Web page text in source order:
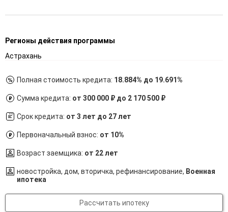
Регионы действия программы
Астрахань
Полная стоимость кредита: 18.884% до 19.691%
Сумма кредита: от 300 000 ₽ до 2 170 500 ₽
Срок кредита: от 3 лет до 27 лет
Первоначальный взнос: от 10%
Возраст заемщика: от 22 лет
новостройка, дом, вторичка, рефинансирование, Военная
ипотека
Рассчитать ипотеку